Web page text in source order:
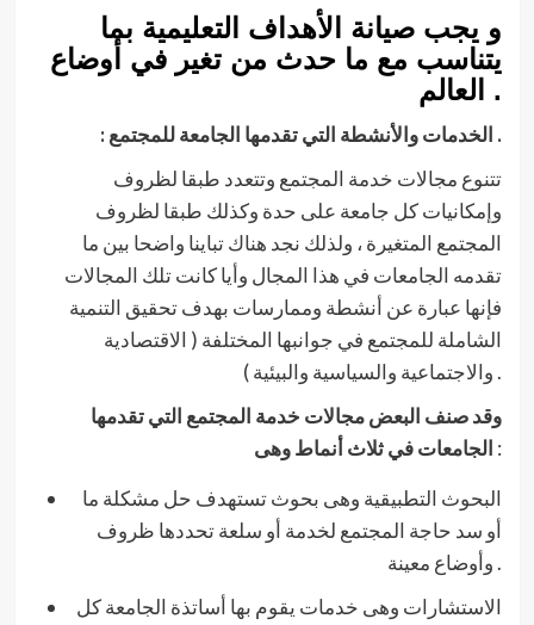
و يجب صيانة الأهداف التعليمية بما
يتناسب مع ما حدث من تغير في أوضاع
العالم .
: الخدمات والأنشطة التي تقدمها الجامعة للمجتمع .
تتنوع مجالات خدمة المجتمع وتتعدد طبقا لظروف
وإمكانيات كل جامعة على حدة وكذلك طبقا لظروف
المجتمع المتغيرة ، ولذلك نجد هناك تباينا واضحا بين ما
تقدمه الجامعات في هذا المجال وأيا كانت تلك المجالات
فإنها عبارة عن أنشطة وممارسات بهدف تحقيق التنمية
الشاملة للمجتمع في جوانبها المختلفة ( الاقتصادية
والاجتماعية والسياسية والبيئية ) .
وقد صنف البعض مجالات خدمة المجتمع التي تقدمها
الجامعات في ثلاث أنماط وهى :
البحوث التطبيقية وهى بحوث تستهدف حل مشكلة ما
أو سد حاجة المجتمع لخدمة أو سلعة تحددها ظروف
وأوضاع معينة .
الاستشارات وهى خدمات يقوم بها أساتذة الجامعة كل